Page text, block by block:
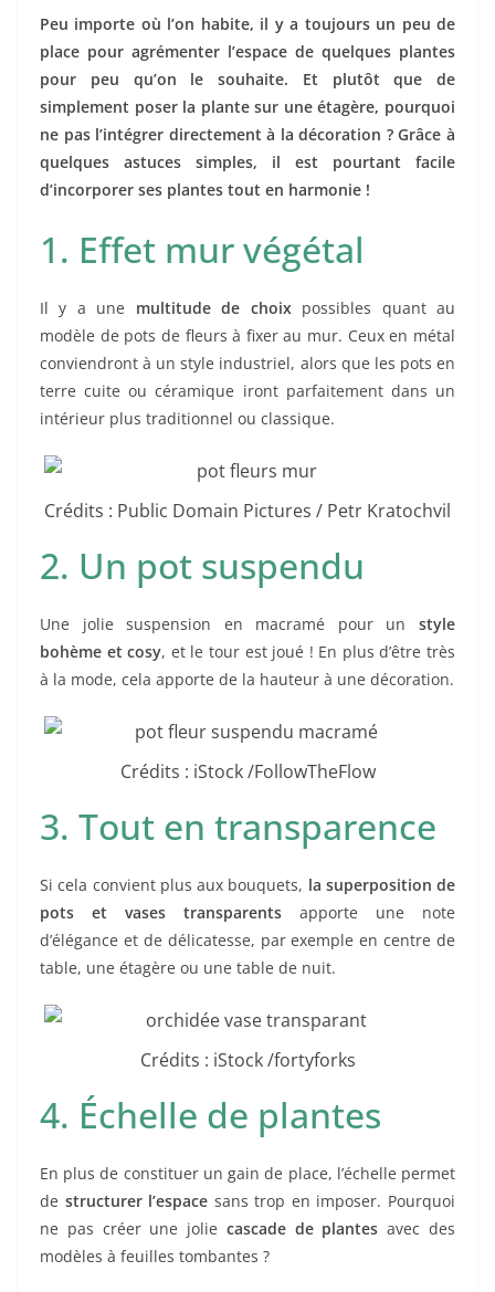
Peu importe où l’on habite, il y a toujours un peu de
place pour agrémenter l’espace de quelques plantes
pour peu qu’on le souhaite. Et plutôt que de
simplement poser la plante sur une étagère, pourquoi
ne pas l’intégrer directement à la décoration ? Grâce à
quelques astuces simples, il est pourtant facile
d’incorporer ses plantes tout en harmonie !
1. Effet mur végétal
Il y a une multitude de choixpossibles quant au
modèle de pots de fleurs à fixer au mur. Ceux en métal
conviendront à un style industriel, alors que les pots en
terre cuite ou céramique iront parfaitement dans un
intérieur plus traditionnel ou classique.
Crédits : Public Domain Pictures / Petr Kratochvil
2. Un pot suspendu
Une jolie suspension en macramé pour un style
bohème et cosy, et le tour est joué ! En plus d’être très
à la mode, cela apporte de la hauteur à une décoration.
Crédits : iStock /FollowTheFlow
3. Tout en transparence
Si cela convient plus aux bouquets, la superposition de
pots et vases transparents apporte une note
d’élégance et de délicatesse, par exemple en centre de
table, une étagère ou une table de nuit.
Crédits : iStock /fortyforks
4. Échelle de plantes
En plus de constituer un gain de place, l’échelle permet
de structurer l’espace sans trop en imposer. Pourquoi
ne pas créer une jolie cascade de plantes avec des
modèles à feuilles tombantes ?